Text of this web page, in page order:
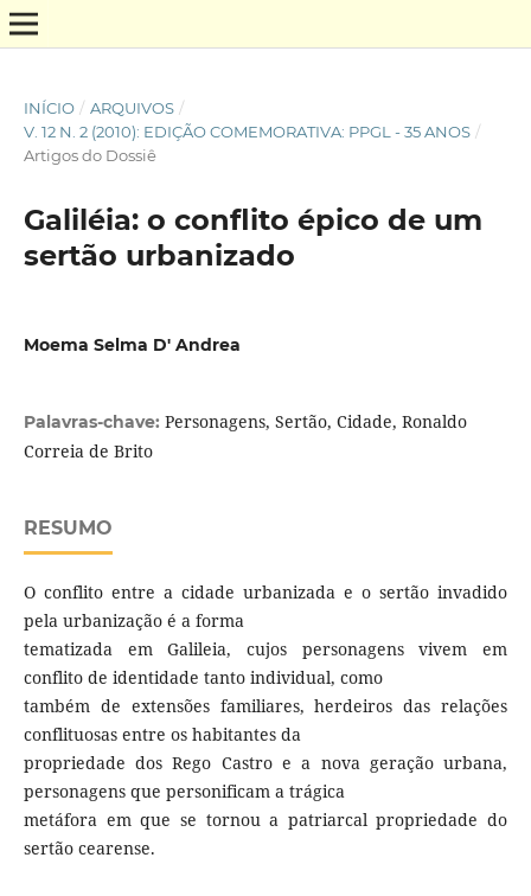
INÍCIO / ARQUIVOS /
V. 12 N. 2 (2010): EDIÇÃO COMEMORATIVA: PPGL - 35 ANOS /
Artigos do Dossiê
Galiléia: o conflito épico de um
sertão urbanizado
Moema Selma D' Andrea
Palavras-chave: Personagens, Sertão, Cidade, Ronaldo
Correia de Brito
RESUMO
O conflito entre a cidade urbanizada e o sertão invadido
pela urbanização é a forma
tematizada em Galileia, cujos personagens vivem em
conflito de identidade tanto individual, como
também de extensões familiares, herdeiros das relações
conflituosas entre os habitantes da
propriedade dos Rego Castro e a nova geração urbana,
personagens que personificam a trágica
metáfora em que se tornou a patriarcal propriedade do
sertão cearense.